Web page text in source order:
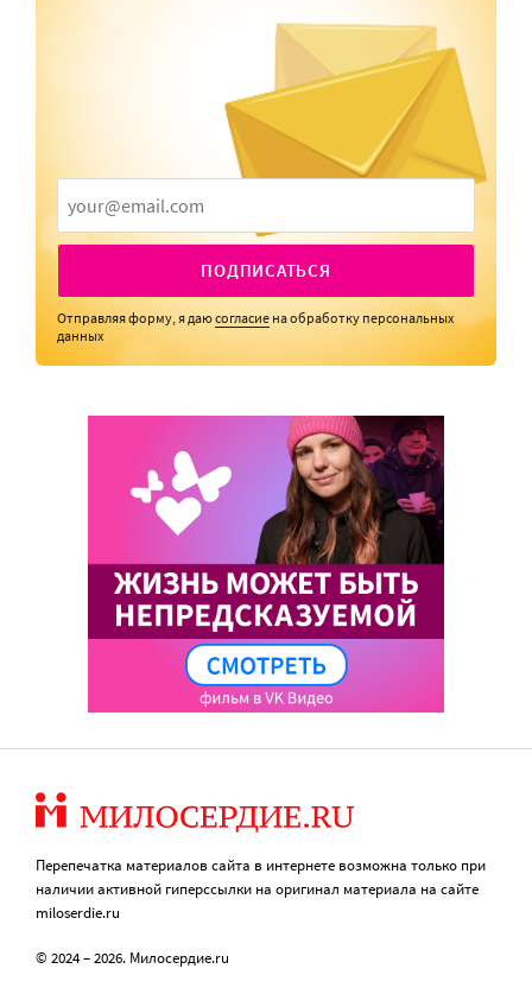
ПОДПИСАТЬСЯ
Отправляя форму, я даюсогласие на обработку персональных
данных
Перепечатка материалов сайта в интернете возможна только при
наличии активной гиперссылки на оригинал материала на сайте
miloserdie.ru
© 2024 – 2026. Милосердие.ru